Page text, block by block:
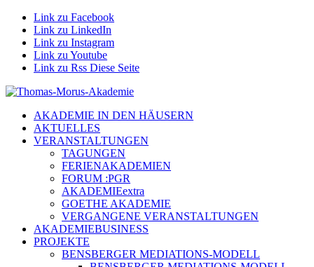
Link zu Facebook
Link zu LinkedIn
Link zu Instagram
Link zu Youtube
Link zu Rss Diese Seite
AKADEMIE IN DEN HÄUSERN
AKTUELLES
VERANSTALTUNGEN
TAGUNGEN
FERIENAKADEMIEN
FORUM :PGR
AKADEMIEextra
GOETHE AKADEMIE
VERGANGENE VERANSTALTUNGEN
AKADEMIEBUSINESS
PROJEKTE
BENSBERGER MEDIATIONS-MODELL